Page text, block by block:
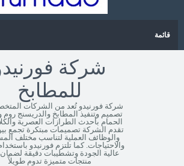
قائمة
شركة
للمطابخ
شركة فورنيدو تُعد من الشركات
تصميم وتنفيذ المطابخ والدريسنج
الحمام بأحدث الطرازات العصرية
تقدم الشركة تصميمات مبتكرة تجمع بين
والوظائف العملية لتناسب مختلف
والاحتياجات. كما تلتزم فورنيدو
عالية الجودة وتشطيبات دقيقة
منتجات متميزة تدوم طويلاً